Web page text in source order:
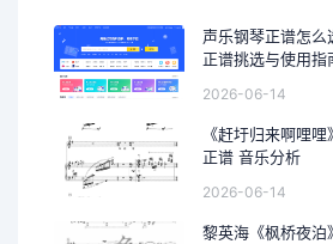
声乐钢琴正谱怎么
正谱挑选与使用指
2026-06-14
《赶圩归来啊哩
正谱 音乐分析
2026-06-14
黎英海《枫桥夜泊